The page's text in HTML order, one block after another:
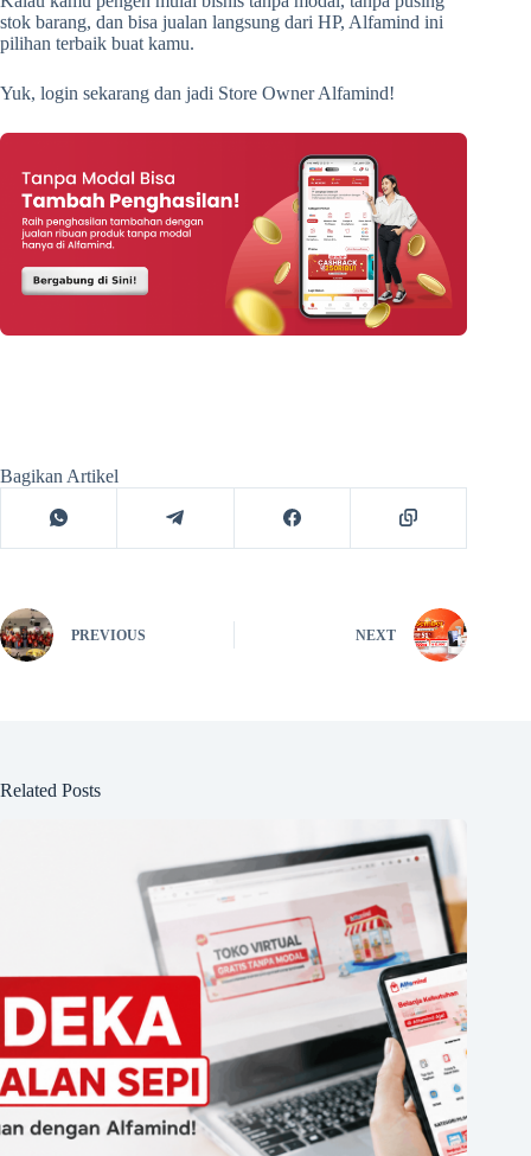
stok barang, dan bisa jualan langsung dari HP, Alfamind ini
pilihan terbaik buat kamu.
Yuk, login sekarang dan jadi Store Owner Alfamind!
Bagikan Artikel
PREVIOUS NEXT
Related Posts